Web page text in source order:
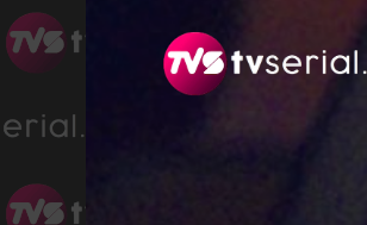
navigazione
contenuto